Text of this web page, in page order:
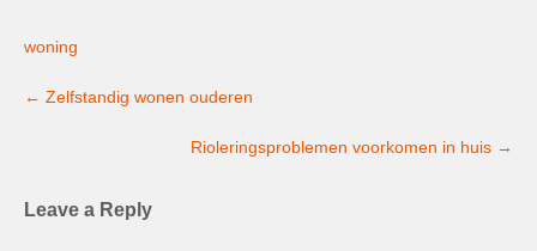
woning
navigation
← Zelfstandig wonen ouderen
Rioleringsproblemen voorkomen in huis →
Leave a Reply